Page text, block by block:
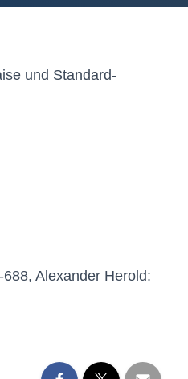
und Standard-
Alexander Herold: